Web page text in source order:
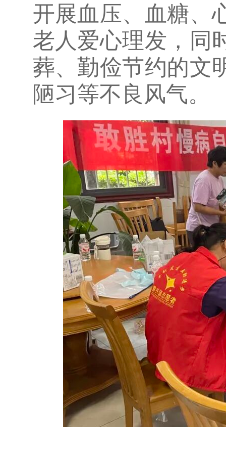
开展血压、血糖、
老人爱心理发，同
葬、勤俭节约的文
陋习等不良风气。